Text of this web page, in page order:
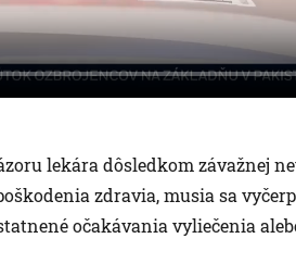
lekára dôsledkom závažnej
zdravia, musia sa
očakávania vyliečenia